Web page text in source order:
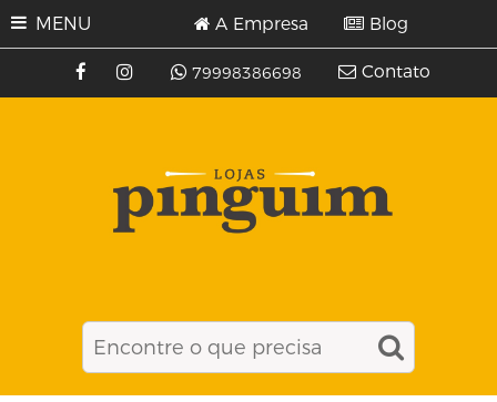
MENU
79998386698
A Empresa Blog
Contato